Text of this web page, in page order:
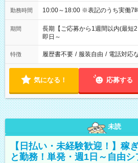
勤務時間 10:00～18:00 ※表記のうち実
期間
長期【ご応募から1週間以内(最短
即日～
特徴 履歴書不要 / 服装自由 / 電話対応
気になる！ 応募する
未読
【日払い・未経験歓迎！】稼
と勤務！単発・週1日～自由